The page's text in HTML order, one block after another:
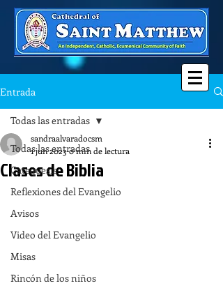
Entrada
Todas las entradas
Catequesis
Reflexiones del Evangelio
Avisos
Video del Evangelio
Misas
Rincón de los niños
Todas las entradas
Clases de Biblia
sandraalvaradocsm
1 jun 20230 min de lectura